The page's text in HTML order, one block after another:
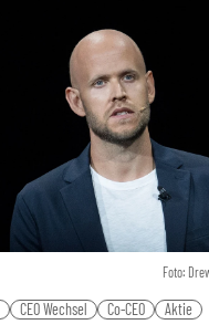
Foto:
CEO Wechsel Co-CEO Aktie